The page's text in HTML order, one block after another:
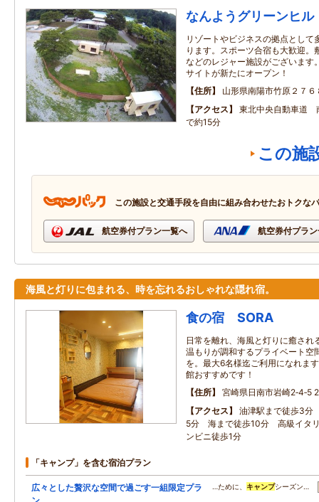
なんようグリーンヒル
リゾートやビジネスの拠点として
ります。スポーツ合宿も大歓迎。
などのレジャー施設がございま
サイトが新たにオープン！
住所
山形県南陽市竹原２７６
アクセス
東北中央自動車道
で約15分
この施
この施設と交通手段を自由に組み合わせたおトクな
航空券付プラン一覧へ 航空券付プラ
海風と灯りに包まれる、時を忘れるおしゃれな隠れ宿。
食の宿 SORA
日常を離れ、海風と灯りに癒され
温もりが調和するプライベート空
を。最大6名様迄ご利用になれま
館おすすめです！
住所
宮崎県日南市岩崎2‐4‐5
アクセス
油津駅まで徒歩3
5分 海まで徒歩10分 高級イタ
ンビニ徒歩1分
「キャンプ」を含む宿泊プラン
広々とした贅沢な空間で過ごす一組限定プラ
…ために、 キャンプシーズン…